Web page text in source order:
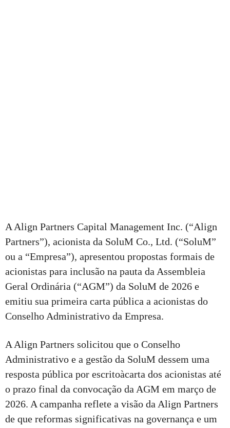
A Align Partners Capital Management Inc. (“Align
Partners”), acionista da SoluM Co., Ltd. (“SoluM”
ou a “Empresa”), apresentou propostas formais de
acionistas para inclusão na pauta da Assembleia
Geral Ordinária (“AGM”) da SoluM de 2026 e
emitiu sua primeira carta pública a acionistas do
Conselho Administrativo da Empresa.
A Align Partners solicitou que o Conselho
Administrativo e a gestão da SoluM dessem uma
resposta pública por escritoàcarta dos acionistas até
o prazo final da convocação da AGM em março de
2026. A campanha reflete a visão da Align Partners
de que reformas significativas na governança e um